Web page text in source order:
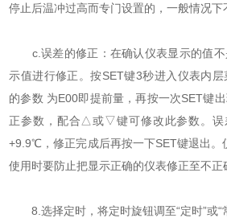
停止后温冲过高而专门设置的，一般情况下
c.误差的修正：在确认仪表显示的值不
示值进行修正。按SET键3秒进入仪表内
的参数 为E00即提前量，再按一次SET键
正参数，配合△或▽键可修改此参数。误
+9.9℃，修正完成后再按一下SET键退出。
使用时要防止把显示正确的仪表修正至不正
8.选择定时，将定时旋钮调至“定时”或“